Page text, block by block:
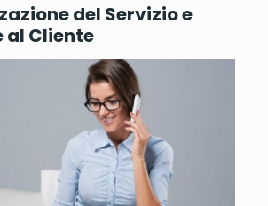
del Servizio e
al Cliente